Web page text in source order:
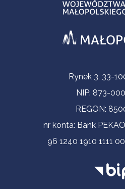
Informacje kontaktowe
Rynek 3, 33-
NIP: 873-
REGON:
nr konta: Bank
96 1240 1910 1111